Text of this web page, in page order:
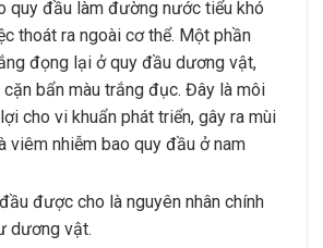
quy đầu làm đường nước tiểu khó
thoát ra ngoài cơ thể. Một phần
đọng lại ở quy đầu dương vật,
cặn bẩn màu trắng đục. Đây là môi
cho vi khuẩn phát triển, gây ra mùi
viêm nhiễm bao quy đầu ở nam
được cho là nguyên nhân chính
dương vật.